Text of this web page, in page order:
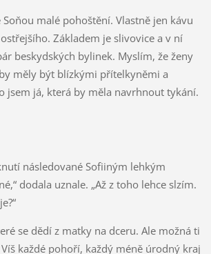
Soňou malé pohoštění. Vlastně jen kávu
Základem je slivovice a v ní
beskydských bylinek. Myslím, že ženy
měly být blízkými přítelkyněmi a
jsem já, která by měla navrhnout tykání.
následované Sofiiným lehkým
dodala uznale. „Až z toho lehce slzím.
se dědí z matky na dceru. Ale možná ti
každé pohoří, každý méně úrodný kraj